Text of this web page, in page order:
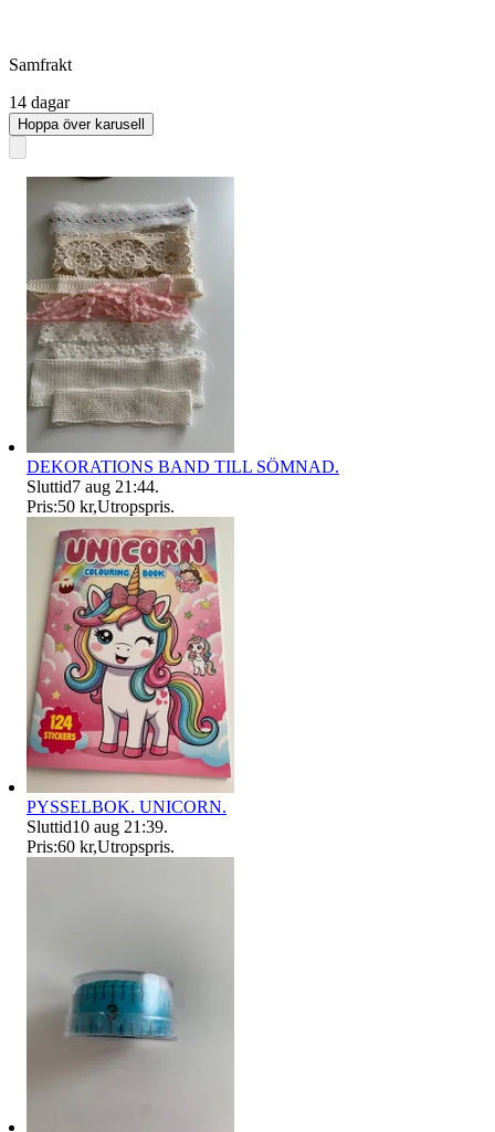
Samfrakt
14 dagar
Hoppa över karusell
DEKORATIONS BAND TILL SÖMNAD.
Sluttid7 aug 21:44.
Pris:50 kr,Utropspris.
PYSSELBOK. UNICORN.
Sluttid10 aug 21:39.
Pris:60 kr,Utropspris.